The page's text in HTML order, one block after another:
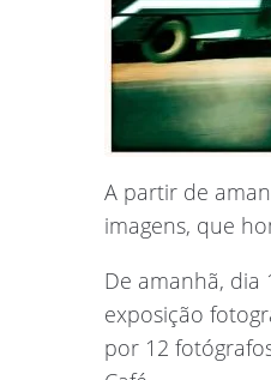
A partir de
imagens, que
De amanhã, dia
exposição
por 12